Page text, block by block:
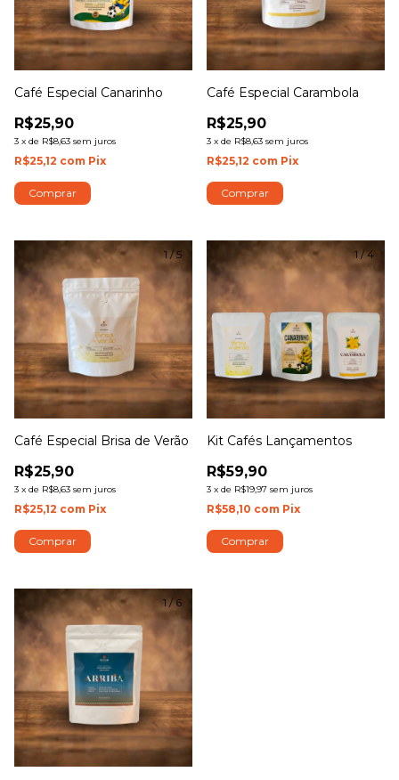
Café Especial Canarinho
R$25,90
3 x de R$8,63 sem juros
R$25,12 com Pix
Comprar
Café Especial Carambola
R$25,90
3 x de R$8,63 sem juros
R$25,12 com Pix
Comprar
1/5
Café Especial Brisa de Verão
R$25,90
3 x de R$8,63 sem juros
R$25,12 com Pix
Comprar
1/4
Kit Cafés Lançamentos
R$59,90
3 x de R$19,97 sem juros
R$58,10 com Pix
Comprar
1/6